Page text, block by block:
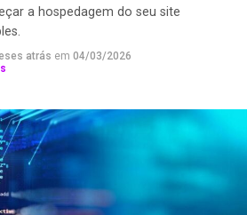
a hospedagem do seu site
atrás em 04/03/2026